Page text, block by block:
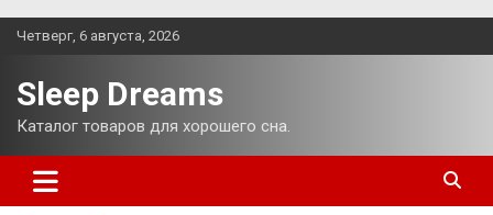
Перейти
Четверг, 6 августа, 2026
Sleep Dreams
Каталог товаров для хорошего сна.